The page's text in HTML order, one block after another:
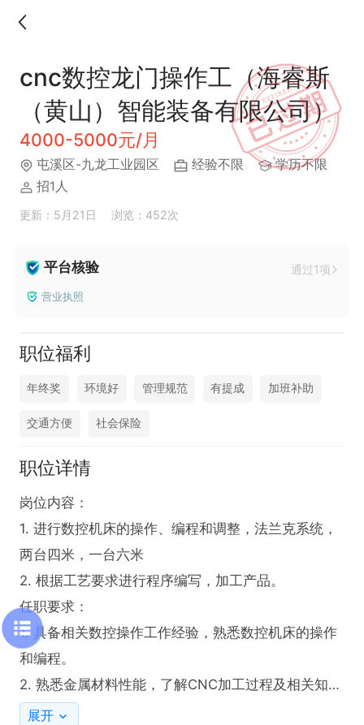
cnc数控龙门操作工（海睿斯
（黄山）智能装备有限公司）
4000-5000元/月
屯溪区-九龙工业园区 经验不限
学历不限
招1人
更新：5月21日 浏览：452次
平台核验 通过1项
营业执照
职位福利
年终奖 环境好 管理规范 有提成 加班补助
交通方便 社会保险
职位详情
岗位内容：
1. 进行数控机床的操作、编程和调整，法兰克系统，
两台四米，一台六米
2. 根据工艺要求进行程序编写，加工产品。
任职要求：
1. 具备相关数控操作工作经验，熟悉数控机床的操作
和编程。
2. 熟悉金属材料性能，了解CNC加工过程及相关知
识。
展开